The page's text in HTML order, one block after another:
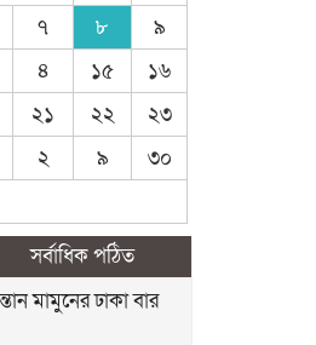
৭ ৮
৯
৪ ১৫
১৬
২১ ২২
২৩
২ ৯
৩০
সর্বাধিক পঠিত
মামুনের ঢাকা বার